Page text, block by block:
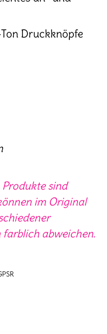
Druckknöpfe
sind
im Original
abweichen.